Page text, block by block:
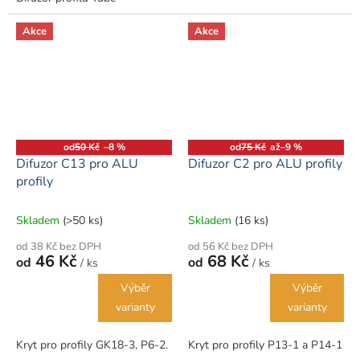
Akce
od50 Kč –8 %
Difuzor C13 pro ALU
profily
Skladem (>50 ks)
od 38 Kč bez DPH
od 46 Kč / ks
Výběr
varianty
Kryt pro profily GK18-3, P6-2.
Akce
od75 Kč až–9 %
Difuzor C2 pro ALU profily
Skladem (16 ks)
od 56 Kč bez DPH
od 68 Kč / ks
Výběr
varianty
Kryt pro profily P13-1 a P14-1